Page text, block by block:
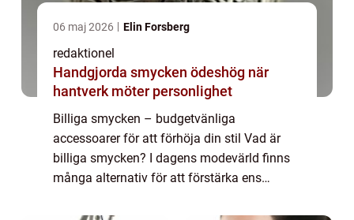
06 maj 2026 Elin Forsberg
redaktionel
Handgjorda smycken ödeshög när
hantverk möter personlighet
Billiga smycken – budgetvänliga
accessoarer för att förhöja din stil Vad är
billiga smycken? I dagens modevärld finns
många alternativ för att förstärka ens